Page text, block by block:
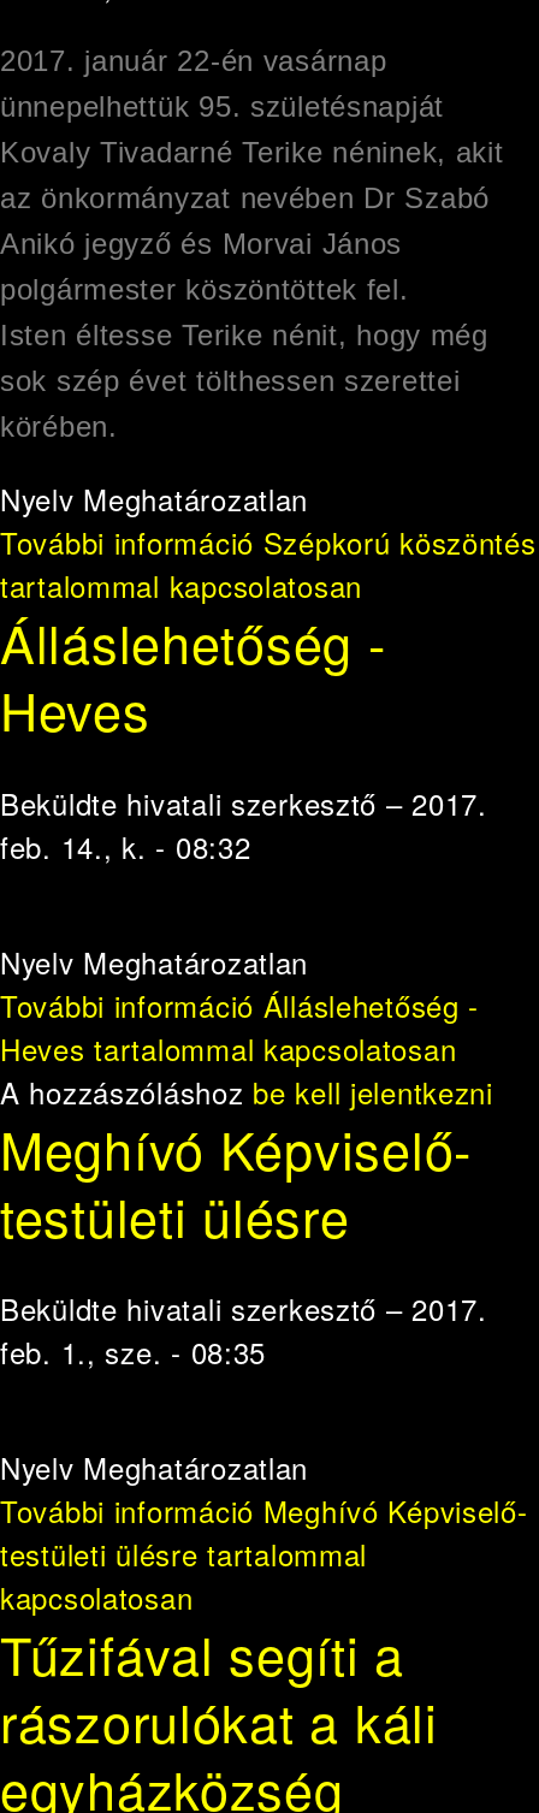
2017. január 22-én vasárnap
ünnepelhettük 95. születésnapját
Kovaly Tivadarné Terike néninek, akit
az önkormányzat nevében Dr Szabó
Anikó jegyző és Morvai János
polgármester köszöntöttek fel.
Isten éltesse Terike nénit, hogy még
sok szép évet tölthessen szerettei
körében.
Nyelv Meghatározatlan
További információ Szépkorú köszöntés
tartalommal kapcsolatosan
Álláslehetőség -
Heves
Beküldte hivatali szerkesztő – 2017.
feb. 14., k. - 08:32
Nyelv Meghatározatlan
További információ Álláslehetőség -
Heves tartalommal kapcsolatosan
A hozzászóláshoz be kell jelentkezni
Meghívó Képviselő-
testületi ülésre
Beküldte hivatali szerkesztő – 2017.
feb. 1., sze. - 08:35
Nyelv Meghatározatlan
További információ Meghívó Képviselő-
testületi ülésre tartalommal
kapcsolatosan
Tűzifával segíti a
rászorulókat a káli
egyházközség